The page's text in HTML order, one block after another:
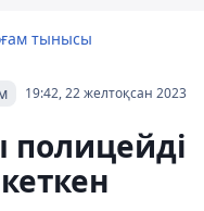
тынысы
19:42, 22 желтоқсан 2023